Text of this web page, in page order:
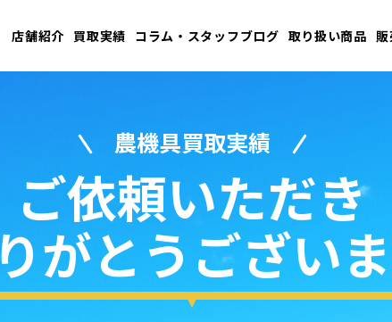
店舗紹介 買取実績 コラム・スタッフブログ 取り扱い商品
農機具買取実績
ご依頼いただき
がとうござい